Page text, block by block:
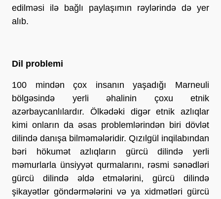
edilməsi ilə bağlı paylaşımın rəylərində də yer
alıb.
Dil problemi
100 mindən çox insanın yaşadığı Marneuli
bölgəsində yerli əhalinin çoxu etnik
azərbaycanlılardır. Ölkədəki digər etnik azlıqlar
kimi onların da əsas problemlərindən biri dövlət
dilində danışa bilməmələridir. Qızılgül inqilabından
bəri hökumət azlıqların gürcü dilində yerli
məmurlarla ünsiyyət qurmalarını, rəsmi sənədləri
gürcü dilində əldə etmələrini, gürcü dilində
şikayətlər göndərmələrini və ya xidmətləri gürcü